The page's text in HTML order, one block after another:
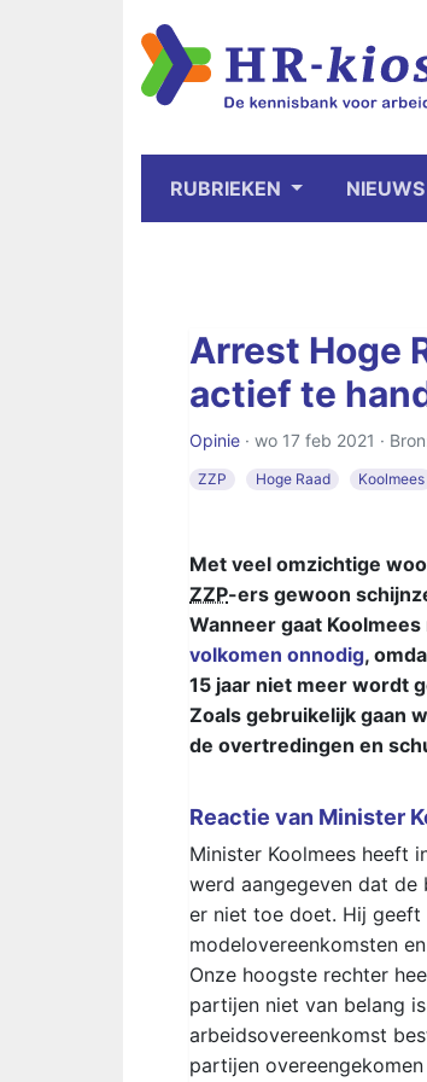
RUBRIEKEN NIEUWS
Arrest Hoge
actief te
Opinie · wo 17 feb 2021 ·
ZZP Hoge Raad Koolmees
Met veel omzichtige
ZZP-ers gewoon
Wanneer gaat
volkomen onnodig,
15 jaar niet meer wordt
Zoals gebruikelijk gaan
de overtredingen en
Reactie van Minister
Minister Koolmees heeft
werd aangegeven dat
er niet toe doet. Hij
modelovereenkomsten
Onze hoogste rechter
partijen niet van belang
arbeidsovereenkomst
partijen